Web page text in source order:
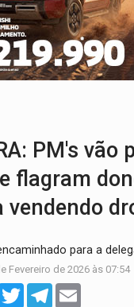
Coreografia de Rondônia estreia na
2026:Sgt. Mouza esclarece 'erro de
Sinjur parabeniza servidores
PM's vão
flagram
para a
Fevereiro de 2026 às 07:54
TwitterTelegram